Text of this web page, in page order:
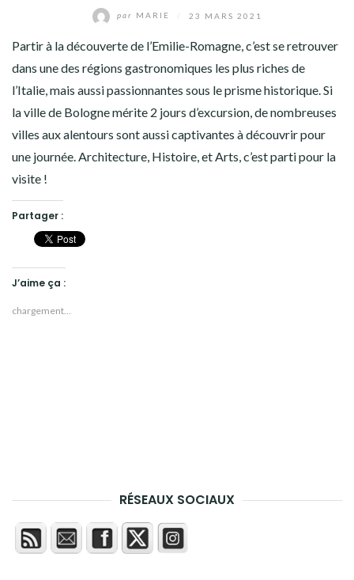
par MARIE 23 MARS 2021
Partir à la découverte de l’Emilie-Romagne, c’est se retrouver
dans une des régions gastronomiques les plus riches de
l’Italie, mais aussi passionnantes sous le prisme historique. Si
la ville de Bologne mérite 2 jours d’excursion, de nombreuses
villes aux alentours sont aussi captivantes à découvrir pour
une journée. Architecture, Histoire, et Arts, c’est parti pour la
visite !
Partager :
J’aime ça :
chargement…
RÉSEAUX SOCIAUX